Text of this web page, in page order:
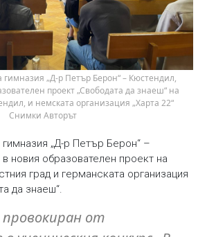
проект „Свободата да знаеш“ на
и немската организация „Харта 22“
Снимки Авторът
„Д-р Петър Берон“ –
новия образователен проект на
град и германската организация
да знаеш“.
от